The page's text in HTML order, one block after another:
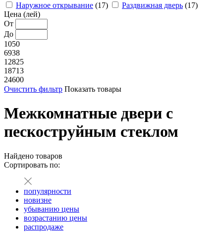
Наружное открывание (17) Раздвижная дверь (17)
Цена (лей)
От
До
1050
6938
12825
18713
24600
Очистить фильтр Показать товары
Межкомнатные двери с
пескоструйным стеклом
Найдено товаров
Сортировать по:
популярности
новизне
убыванию цены
возрастанию цены
распродаже